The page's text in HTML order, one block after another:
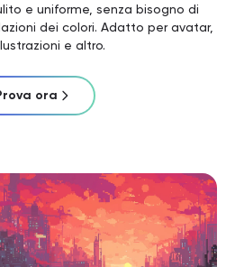
e uniforme, senza bisogno di
dei colori. Adatto per avatar,
e altro.
ora